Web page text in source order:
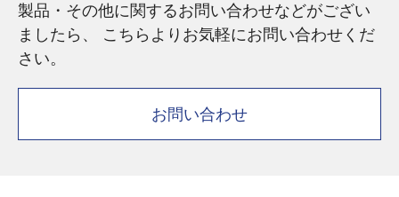
製品・その他に関するお問い合わせなどがござい
ましたら、 こちらよりお気軽にお問い合わせくだ
さい。
お問い合わせ